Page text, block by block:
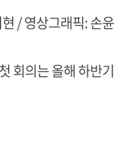
/ 영상그래픽: 손윤
회의는 올해 하반기